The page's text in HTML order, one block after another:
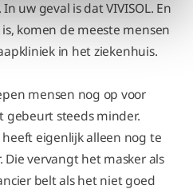
uw geval is dat VIVISOL. En
komen de meeste mensen
in het ziekenhuis.
mensen nog op voor
gebeurt steeds minder.
eigenlijk alleen nog te
Die vervangt het masker als
belt als het niet goed